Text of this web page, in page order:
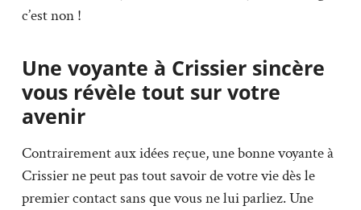
c’est non !
Une voyante à Crissier sincère
vous révèle tout sur votre
avenir
Contrairement aux idées reçue, une bonne voyante à
Crissier ne peut pas tout savoir de votre vie dès le
premier contact sans que vous ne lui parliez. Une